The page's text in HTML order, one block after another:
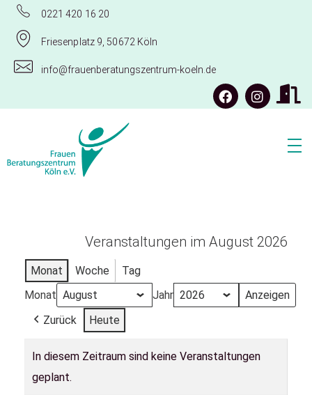
0221 420 16 20
Friesenplatz 9, 50672 Köln
info@frauenberatungszentrum-koeln.de
Veranstaltungen im August 2026
Monat Woche
Tag
Monat
Jahr
Zurück
Heute
In diesem Zeitraum sind keine Veranstaltungen
geplant.